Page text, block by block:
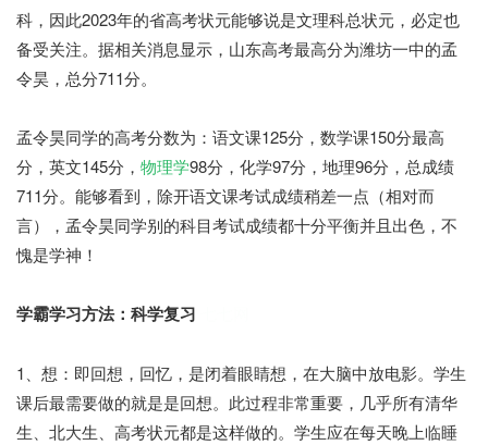
科，因此2023年的省高考状元能够说是文理科总状元，必定也
备受关注。据相关消息显示，山东高考最高分为潍坊一中的孟
令昊，总分711分。
孟令昊同学的高考分数为：语文课125分，数学课150分最高
分，英文145分， 物理学98分，化学97分，地理96分，总成绩
711分。能够看到，除开语文课考试成绩稍差一点（相对而
言），孟令昊同学别的科目考试成绩都十分平衡并且出色，不
愧是学神！
学霸学习方法：科学复习
1、想：即回想，回忆，是闭着眼睛想，在大脑中放电影。学生
课后最需要做的就是是回想。此过程非常重要，几乎所有清华
生、北大生、高考状元都是这样做的。学生应在每天晚上临睡